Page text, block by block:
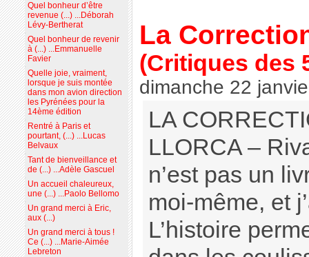
La
(Critiques des
dimanche 22
LA
LLORCA –
n’est pas un
moi-même, et
L’histoire
Quel bonheur d’être
revenue (...) ...Déborah
Lévy-Bertherat
Quel bonheur de revenir
à (...) ...Emmanuelle
Favier
Quelle joie, vraiment,
lorsque je suis montée
dans mon avion direction
les Pyrénées pour la
14ème édition
Rentré à Paris et
pourtant, (...) ...Lucas
Belvaux
Tant de bienveillance et
de (...) ...Adèle Gascuel
Un accueil chaleureux,
une (...) ...Paolo Bellomo
Un grand merci à Eric,
aux (...)
Un grand merci à tous !
Ce (...) ...Marie-Aimée
Lebreton